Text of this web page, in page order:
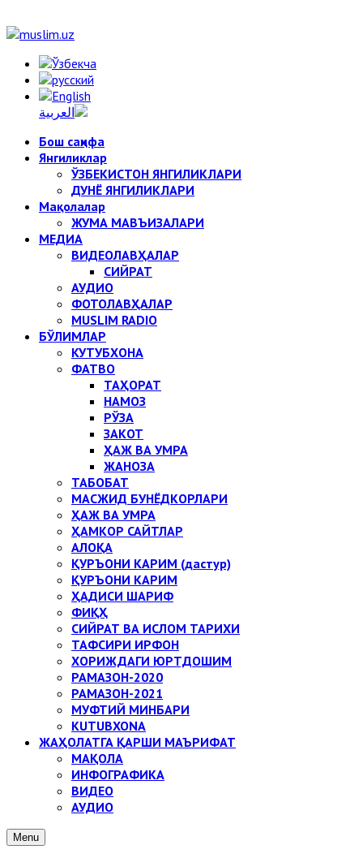
Бош саҳифа
Янгиликлар
ЎЗБЕКИСТОН ЯНГИЛИКЛАРИ
ДУНЁ ЯНГИЛИКЛАРИ
Мақолалар
ЖУМА МАВЪИЗАЛАРИ
МЕДИА
ВИДЕОЛАВҲАЛАР
СИЙРАТ
АУДИО
ФОТОЛАВҲАЛАР
MUSLIM RADIO
БЎЛИМЛАР
КУТУБХОНА
ФАТВО
ТАҲОРАТ
НАМОЗ
РЎЗА
ЗАКОТ
ҲАЖ ВА УМРА
ЖАНОЗА
ТАБОБАТ
МАСЖИД БУНЁДКОРЛАРИ
ҲАЖ ВА УМРА
ҲАМКОР САЙТЛАР
АЛОҚА
ҚУРЪОНИ КАРИМ (дастур)
ҚУРЪОНИ КАРИМ
ҲАДИСИ ШАРИФ
ФИҚҲ
СИЙРАТ ВА ИСЛОМ ТАРИХИ
ТАФСИРИ ИРФОН
ХОРИЖДАГИ ЮРТДОШИМ
РАМАЗОН-2020
РАМАЗОН-2021
МУФТИЙ МИНБАРИ
KUTUBXONA
ЖАҲОЛАТГА ҚАРШИ МАЪРИФАТ
МАҚОЛА
ИНФОГРАФИКА
ВИДЕО
АУДИО
Menu